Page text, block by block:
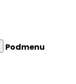
Podmenu